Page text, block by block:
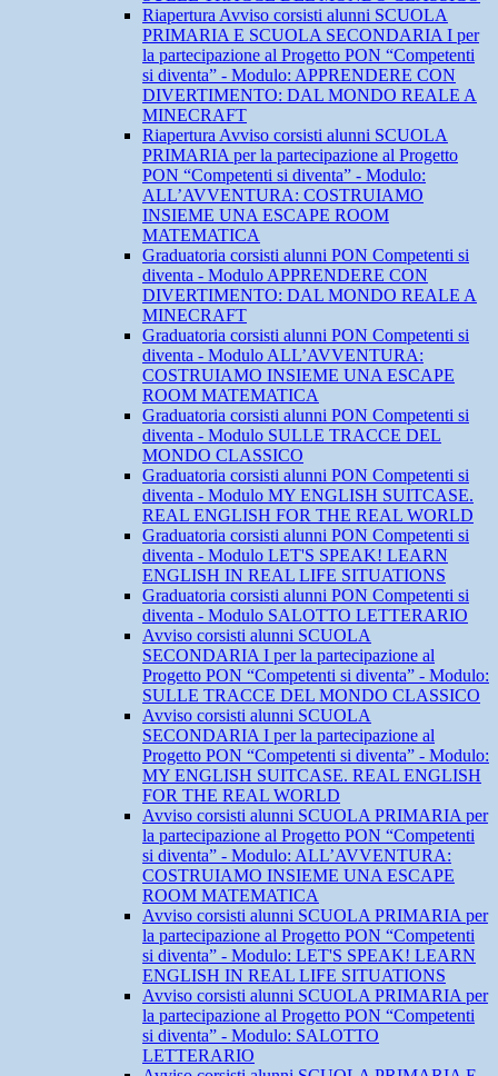
Riapertura Avviso corsisti alunni SCUOLA
PRIMARIA E SCUOLA SECONDARIA I per
la partecipazione al Progetto PON “Competenti
si diventa” - Modulo: APPRENDERE CON
DIVERTIMENTO: DAL MONDO REALE A
MINECRAFT
Riapertura Avviso corsisti alunni SCUOLA
PRIMARIA per la partecipazione al Progetto
PON “Competenti si diventa” - Modulo:
ALL’AVVENTURA: COSTRUIAMO
INSIEME UNA ESCAPE ROOM
MATEMATICA
Graduatoria corsisti alunni PON Competenti si
diventa - Modulo APPRENDERE CON
DIVERTIMENTO: DAL MONDO REALE A
MINECRAFT
Graduatoria corsisti alunni PON Competenti si
diventa - Modulo ALL’AVVENTURA:
COSTRUIAMO INSIEME UNA ESCAPE
ROOM MATEMATICA
Graduatoria corsisti alunni PON Competenti si
diventa - Modulo SULLE TRACCE DEL
MONDO CLASSICO
Graduatoria corsisti alunni PON Competenti si
diventa - Modulo MY ENGLISH SUITCASE.
REAL ENGLISH FOR THE REAL WORLD
Graduatoria corsisti alunni PON Competenti si
diventa - Modulo LET'S SPEAK! LEARN
ENGLISH IN REAL LIFE SITUATIONS
Graduatoria corsisti alunni PON Competenti si
diventa - Modulo SALOTTO LETTERARIO
Avviso corsisti alunni SCUOLA
SECONDARIA I per la partecipazione al
Progetto PON “Competenti si diventa” - Modulo:
SULLE TRACCE DEL MONDO CLASSICO
Avviso corsisti alunni SCUOLA
SECONDARIA I per la partecipazione al
Progetto PON “Competenti si diventa” - Modulo:
MY ENGLISH SUITCASE. REAL ENGLISH
FOR THE REAL WORLD
Avviso corsisti alunni SCUOLA PRIMARIA per
la partecipazione al Progetto PON “Competenti
si diventa” - Modulo: ALL’AVVENTURA:
COSTRUIAMO INSIEME UNA ESCAPE
ROOM MATEMATICA
Avviso corsisti alunni SCUOLA PRIMARIA per
la partecipazione al Progetto PON “Competenti
si diventa” - Modulo: LET'S SPEAK! LEARN
ENGLISH IN REAL LIFE SITUATIONS
Avviso corsisti alunni SCUOLA PRIMARIA per
la partecipazione al Progetto PON “Competenti
si diventa” - Modulo: SALOTTO
LETTERARIO